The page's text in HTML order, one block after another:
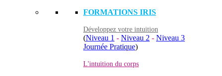
FORMATIONS IRIS
Développez votre intuition
(Niveau 1 - Niveau 2 - Niveau 3
Journée Pratique)
L'intuition du corps